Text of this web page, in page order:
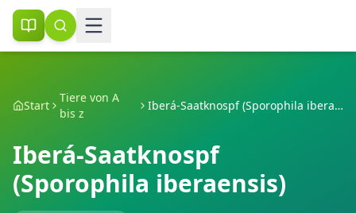
Start
Tiere von A
bis z
Iberá-Saatknospf (Sporophila iberaensis)
Iberá-Saatknospf
(Sporophila iberaensis)